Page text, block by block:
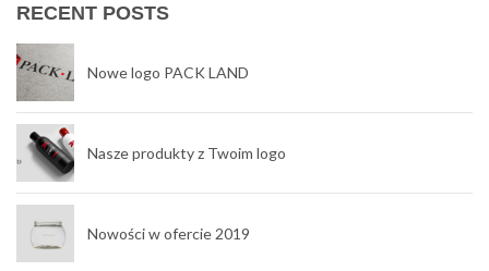
RECENT POSTS
Nowe logo PACK LAND
Nasze produkty z Twoim logo
Nowości w ofercie 2019